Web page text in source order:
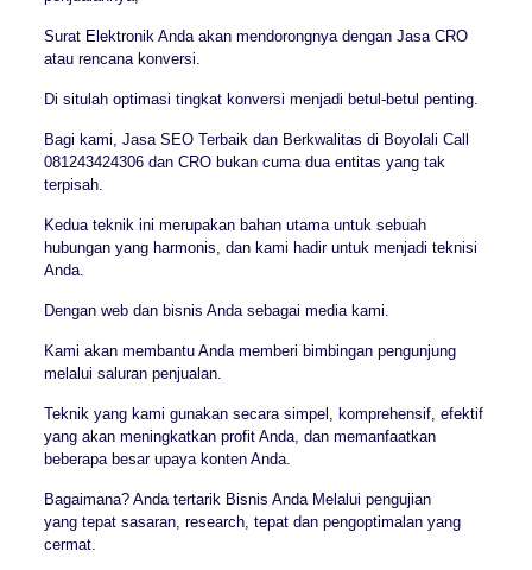
Surat Elektronik Anda akan mendorongnya dengan Jasa CRO
atau rencana konversi.
Di situlah optimasi tingkat konversi menjadi betul-betul penting.
Bagi kami, Jasa SEO Terbaik dan Berkwalitas di Boyolali Call
081243424306 dan CRO bukan cuma dua entitas yang tak
terpisah.
Kedua teknik ini merupakan bahan utama untuk sebuah
hubungan yang harmonis, dan kami hadir untuk menjadi teknisi
Anda.
Dengan web dan bisnis Anda sebagai media kami.
Kami akan membantu Anda memberi bimbingan pengunjung
melalui saluran penjualan.
Teknik yang kami gunakan secara simpel, komprehensif, efektif
yang akan meningkatkan profit Anda, dan memanfaatkan
beberapa besar upaya konten Anda.
Bagaimana? Anda tertarik Bisnis Anda Melalui pengujian
yang tepat sasaran, research, tepat dan pengoptimalan yang
cermat.